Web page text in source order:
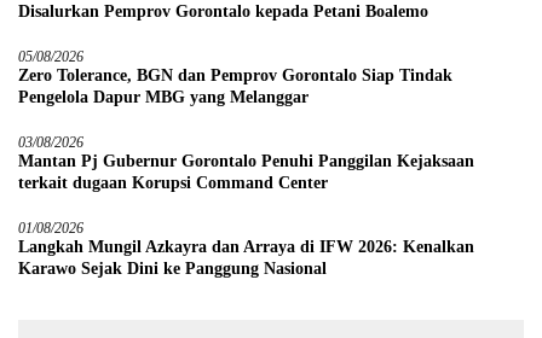
Disalurkan Pemprov Gorontalo kepada Petani Boalemo
05/08/2026
Zero Tolerance, BGN dan Pemprov Gorontalo Siap Tindak
Pengelola Dapur MBG yang Melanggar
03/08/2026
Mantan Pj Gubernur Gorontalo Penuhi Panggilan Kejaksaan
terkait dugaan Korupsi Command Center
01/08/2026
Langkah Mungil Azkayra dan Arraya di IFW 2026: Kenalkan
Karawo Sejak Dini ke Panggung Nasional